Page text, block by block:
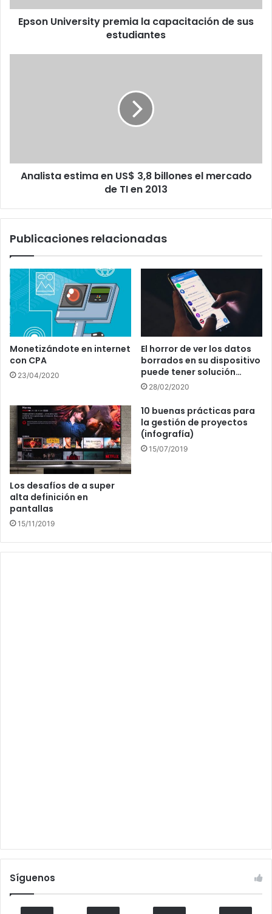
Epson University premia la capacitación de sus
estudiantes
de
Analista estima en US$ 3,8 billones el mercado
de TI en 2013
Publicaciones relacionadas
Monetizándote en internet
con CPA
23/04/2020
El horror de ver los datos
borrados en su dispositivo
puede tener solución…
28/02/2020
Los desafíos de a super
alta definición en
pantallas
15/11/2019
10 buenas prácticas para
la gestión de proyectos
(infografía)
15/07/2019
Síguenos